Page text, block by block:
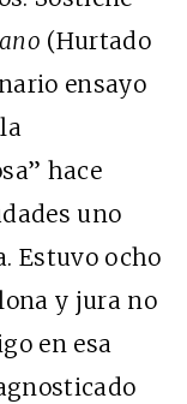
(Hurtado
ensayo
hace
uno
Estuvo ocho
y jura no
en esa